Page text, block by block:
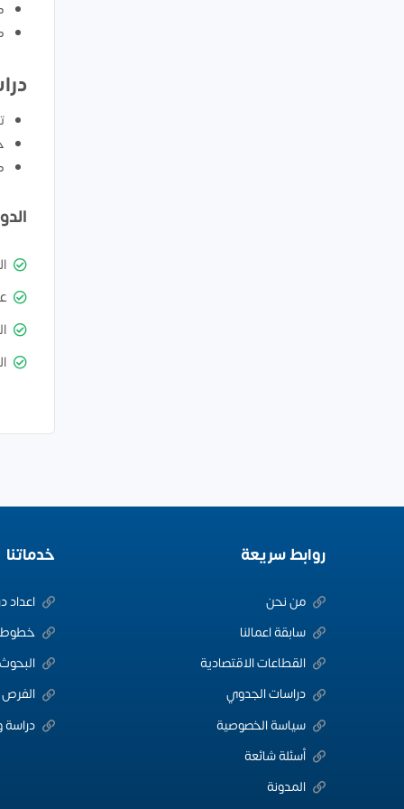
روابط سريعة
من نحن
سابقة اعمالنا
القطاعات الاقتصادية
دراسات الجدوي
سياسة الخصوصية
أسئلة شائعة
المدونة
خدماتنا
اعداد
خطوط
الفرص
دراسة